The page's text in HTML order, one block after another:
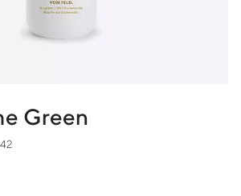
Green